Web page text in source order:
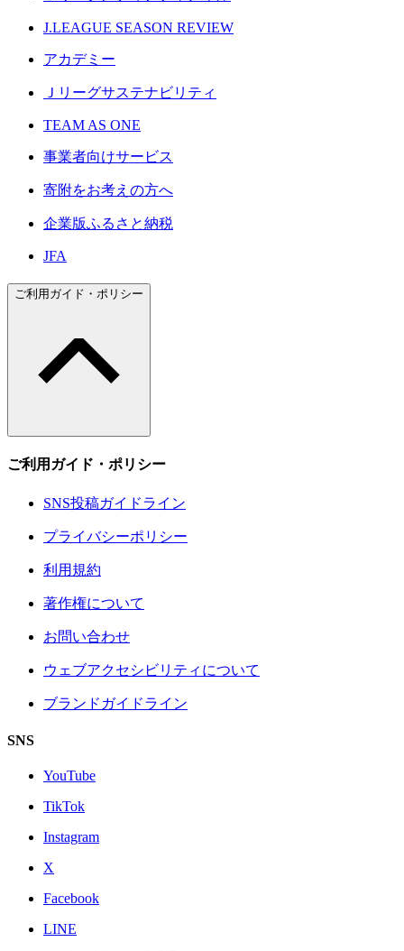
J.LEAGUE SEASON REVIEW
アカデミー
Ｊリーグサステナビリティ
TEAM AS ONE
事業者向けサービス
寄附をお考えの方へ
企業版ふるさと納税
JFA
ご利用ガイド・ポリシー
ご利用ガイド・ポリシー
SNS投稿ガイドライン
プライバシーポリシー
利用規約
著作権について
お問い合わせ
ウェブアクセシビリティについて
ブランドガイドライン
SNS
YouTube
TikTok
Instagram
X
Facebook
LINE